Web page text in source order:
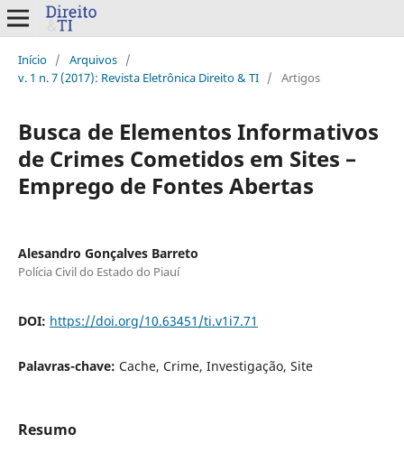
Início / Arquivos /
v. 1 n. 7 (2017): Revista Eletrônica Direito & TI / Artigos
Busca de Elementos Informativos
de Crimes Cometidos em Sites –
Emprego de Fontes Abertas
Alesandro Gonçalves Barreto
Polícia Civil do Estado do Piauí
DOI: https://doi.org/10.63451/ti.v1i7.71
Palavras-chave: Cache, Crime, Investigação, Site
Resumo